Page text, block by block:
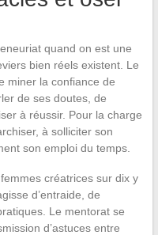
quand on est une
bien réels existent. Le
miner la confiance de
de ses doutes, de
à réussir. Pour la charge
à solliciter son
son emploi du temps.
créatrices sur dix y
d’entraide, de
Le mentorat se
d’astuces entre